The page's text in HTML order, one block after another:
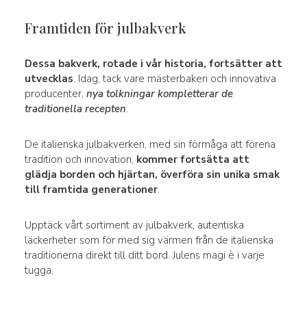
Framtiden för julbakverk
Dessa bakverk, rotade i vår historia, fortsätter att
utvecklas. Idag, tack vare mästerbakeri och innovativa
producenter, nya tolkningar kompletterar de
traditionella recepten.
De italienska julbakverken, med sin förmåga att förena
tradition och innovation, kommer fortsätta att
glädja borden och hjärtan, överföra sin unika smak
till framtida generationer.
Upptäck vårt sortiment av julbakverk, autentiska
läckerheter som för med sig värmen från de italienska
traditionerna direkt till ditt bord. Julens magi è i varje
tugga.